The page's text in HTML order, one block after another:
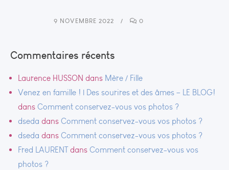
9 NOVEMBRE 2022 0
Commentaires récents
Laurence HUSSON dans Mère / Fille
Venez en famille ! | Des sourires et des âmes – LE BLOG!
dans Comment conservez-vous vos photos ?
dseda dans Comment conservez-vous vos photos ?
dseda dans Comment conservez-vous vos photos ?
Fred LAURENTdans Comment conservez-vous vos
photos ?